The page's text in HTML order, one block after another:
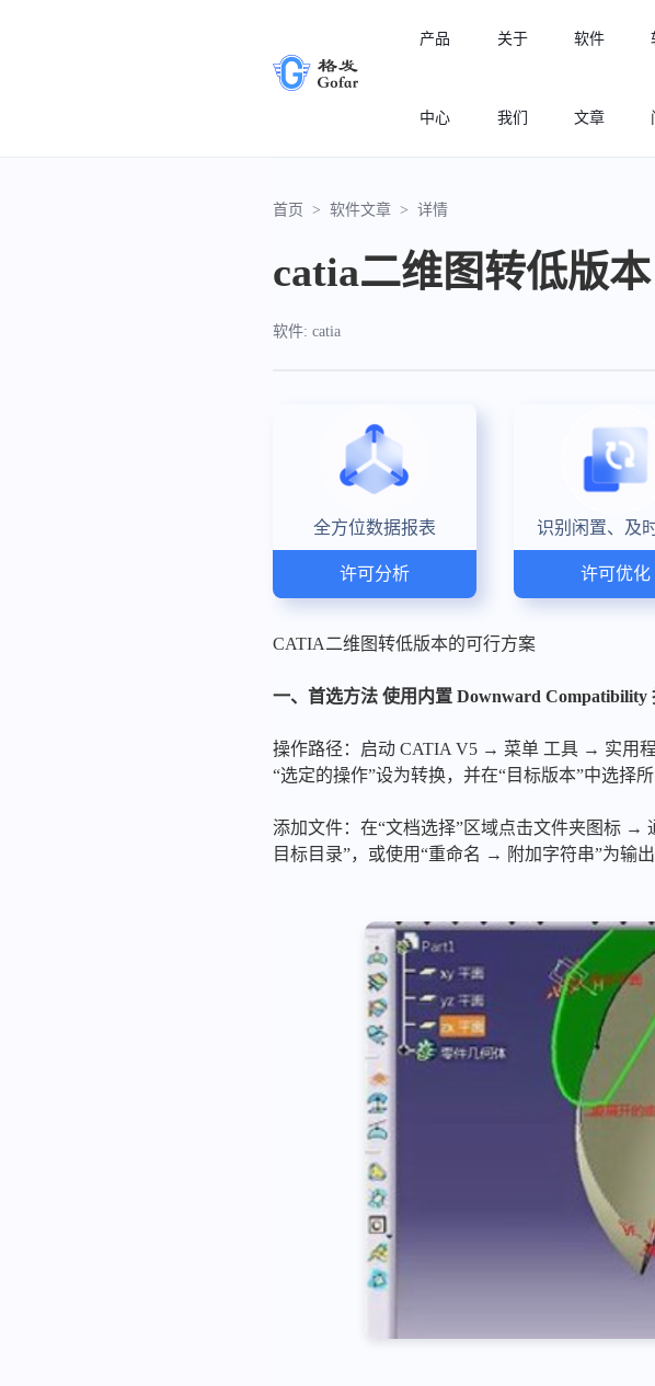
产品
中心
许可分析
实现专业软件许可精细化管理
关于
我们
软件
文章
首页 > 软件文章 > 详情
catia二维图转低版本
软件: catia
全方位数据报表
许可分析
识别闲置、及
许可优化
CATIA二维图转低版本的可行方案
一、首选方法 使用内置 Downward Compatibility
操作路径：启动 CATIA V5 → 菜单 工具 → 实用
“选定的操作”设为转换，并在“目标版本”中选择
添加文件：在“文档选择”区域点击文件夹图标 →
目标目录”，或使用“重命名 → 附加字符串”为输